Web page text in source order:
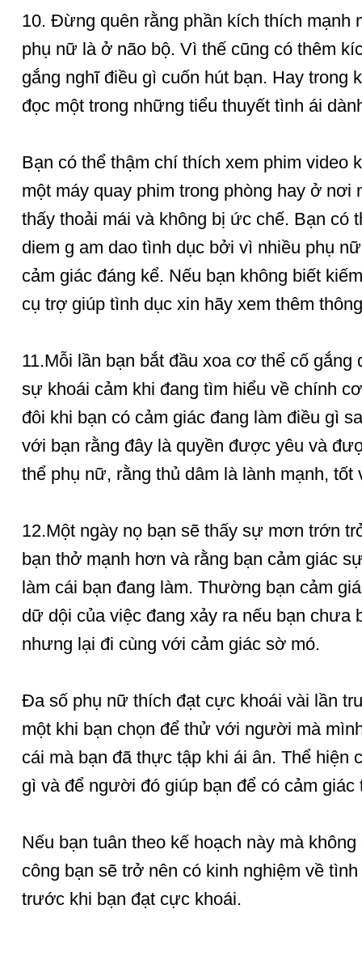
10. Đừng quên rằng phần kích thích mạnh
phụ nữ là ở não bộ. Vì thế cũng có thêm
gắng nghĩ điều gì cuốn hút bạn. Hay trong
đọc một trong những tiểu thuyết tình ái
Bạn có thể thậm chí thích xem phim video
một máy quay phim trong phòng hay ở nơi
thấy thoải mái và không bị ức chế. Bạn có
diem g am dao tình dục bởi vì nhiều phụ
cảm giác đáng kể. Nếu bạn không biết
cụ trợ giúp tình dục xin hãy xem thêm
11.Mỗi lần bạn bắt đầu xoa cơ thể cố
sự khoái cảm khi đang tìm hiểu về chính
đôi khi bạn có cảm giác đang làm điều gì
với bạn rằng đây là quyền được yêu và
thể phụ nữ, rằng thủ dâm là lành mạnh,
12.Một ngày nọ bạn sẽ thấy sự mơn trớn
bạn thở mạnh hơn và rằng bạn cảm giác
làm cái bạn đang làm. Thường bạn cảm
dữ dội của việc đang xảy ra nếu bạn chưa
nhưng lại đi cùng với cảm giác sờ mó.
Đa số phụ nữ thích đạt cực khoái vài lần
một khi bạn chọn để thử với người mà
cái mà bạn đã thực tập khi ái ân. Thể hiện
gì và để người đó giúp bạn để có cảm giác
Nếu bạn tuân theo kế hoạch này mà
công bạn sẽ trở nên có kinh nghiệm về
trước khi bạn đạt cực khoái.